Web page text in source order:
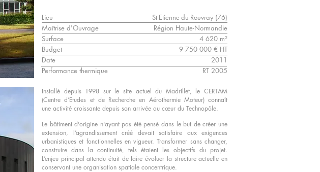
Lieu
Maîtrise d'Ouvrage
Surface
Budget
Date
Performance thermique
St-Etienne-du-Rouvray (76)
Région Haute-Normandie
4 620 m²
9 750 000 € HT
2011
RT 2005
Installé depuis 1998 sur le site actuel du Madrillet, le CERTAM
(Centre d’Etudes et de Recherche en Aérothermie Moteur) connaît
une activité croissante depuis son arrivée au cœur du Technopôle.
Le bâtiment d'origine n'ayant pas été pensé dans le but de créer une
extension, l’agrandissement créé devait satisfaire aux exigences
urbanistiques et fonctionnelles en vigueur. Transformer sans changer,
construire dans la continuité, tels étaient les objectifs du projet.
L’enjeu principal attendu était de faire évoluer la structure actuelle en
conservant une organisation spatiale concentrique.